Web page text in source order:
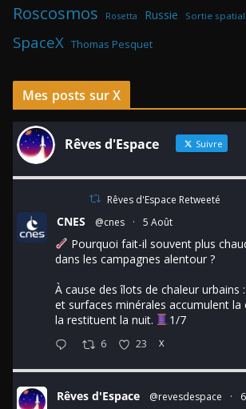
Roscosmos Rosetta Russie Sortie
SpaceX Thomas Pesquet
Mes posts sur X
Rêves d'Espace Suivre
Rêves d'Espace Retweeté
CNES @cnes · 5 Août
Pourquoi fait-il souvent plus
dans les campagnes alentour ?
À cause des îlots de chaleur urbains
et surfaces minérales accumulent
la restituent la nuit.
1/7
6 23 X
Rêves d'Espace @revesdespace ·